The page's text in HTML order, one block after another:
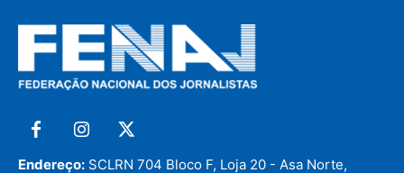
Endereço: SCLRN 704 Bloco F, Loja 20 - Asa Norte,